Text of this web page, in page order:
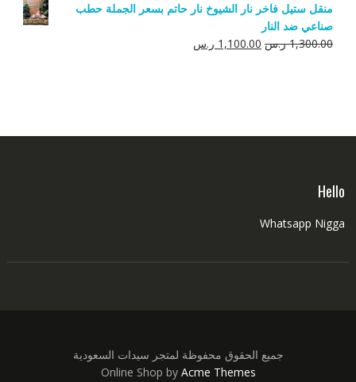
هو:
550.00 ر.س.
هو:
منقل ستيل فاخر نار الشيوخ نار حاتم بسعر الجملة حطب
صناعي ضد النار
1,300.00 ر.س السعر
1,100.00 ر.سالسعر
Hello
Whatsapp Nigga
جميع الحقوق محفوظة لمتجر سيدات السعودية
Online Shop by Acme Themes